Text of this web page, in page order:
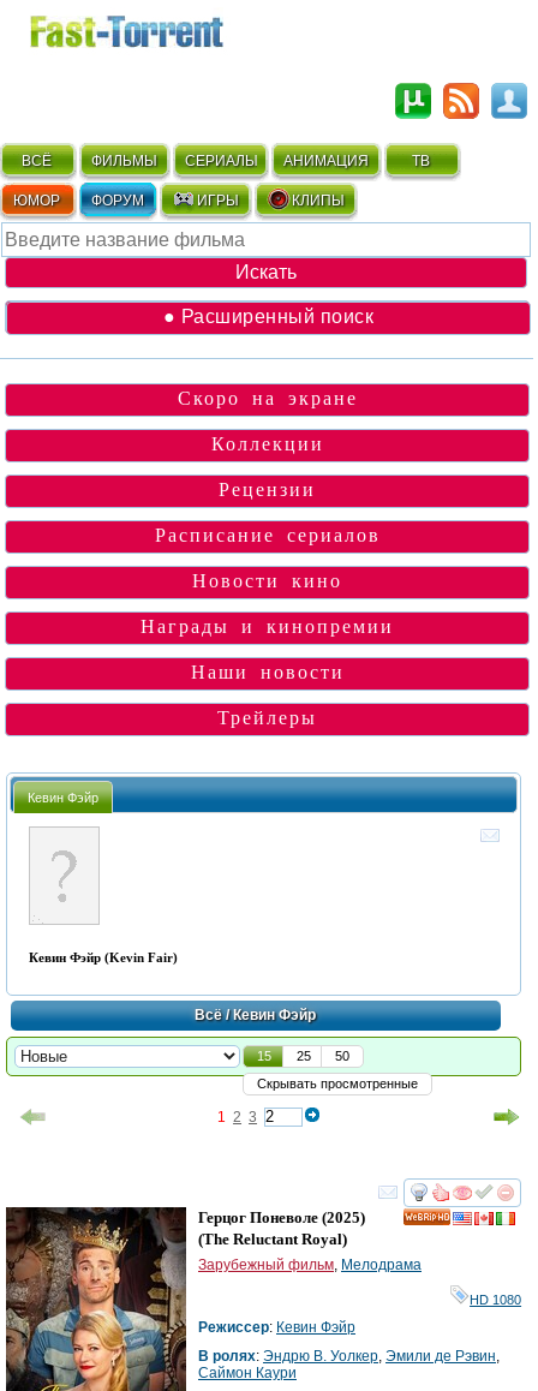
ВСЁ ФИЛЬМЫ СЕРИАЛЫ АНИМАЦИЯ ТВ
ЮМОР ФОРУМ ИГРЫ КЛИПЫ
● Расширенный поиск
Скоро на экране
Коллекции
Рецензии
Расписание сериалов
Новости кино
Награды и кинопремии
Наши новости
Трейлеры
Кевин Фэйр
Кевин Фэйр (Kevin Fair)
Всё/ Кевин Фэйр
15 25
50
Скрывать просмотренные
1 2 3
смотреть
Герцог Поневоле (2025)
(The Reluctant Royal)
Зарубежный фильм Мелодрама
HD 1080
Режиссер: Кевин Фэйр
В ролях: Эндрю В. Уолкер Эмили де Рэвин
Саймон Каури